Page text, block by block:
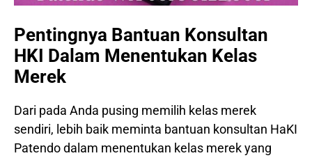
Pentingnya Bantuan Konsultan
HKI Dalam Menentukan Kelas
Merek
Dari pada Anda pusing memilih kelas merek
sendiri, lebih baik meminta bantuan konsultan HaKI
Patendo dalam menentukan kelas merek yang